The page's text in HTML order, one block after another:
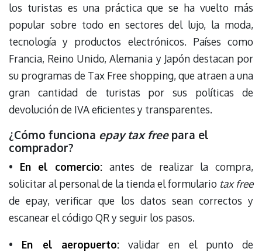
los turistas es una práctica que se ha vuelto más
popular sobre todo en sectores del lujo, la moda,
tecnología y productos electrónicos. Países como
Francia, Reino Unido, Alemania y Japón destacan por
su programas de Tax Free shopping, que atraen a una
gran cantidad de turistas por sus políticas de
devolución de IVA eficientes y transparentes.
¿Cómo funciona epay tax freepara el
comprador?
• En el comercio:antes de realizar la compra,
solicitar al personal de la tienda el formulario tax free
de epay, verificar que los datos sean correctos y
escanear el código QR y seguir los pasos.
• En el aeropuerto:validar en el punto de